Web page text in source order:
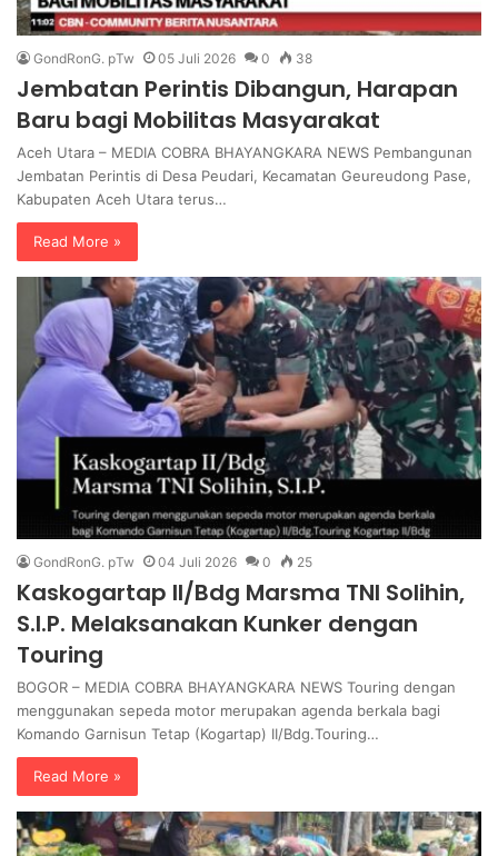
GondRonG. pTw 05 Juli 2026 0 38
Jembatan Perintis Dibangun, Harapan
Baru bagi Mobilitas Masyarakat
Aceh Utara – MEDIA COBRA BHAYANGKARA NEWS Pembangunan
Jembatan Perintis di Desa Peudari, Kecamatan Geureudong Pase,
Kabupaten Aceh Utara terus…
Read More »
GondRonG. pTw 04 Juli 2026 0 25
Kaskogartap II/Bdg Marsma TNI Solihin,
S.I.P. Melaksanakan Kunker dengan
Touring
BOGOR – MEDIA COBRA BHAYANGKARA NEWS Touring dengan
menggunakan sepeda motor merupakan agenda berkala bagi
Komando Garnisun Tetap (Kogartap) II/Bdg.Touring…
Read More »